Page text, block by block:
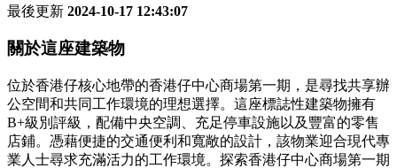
最後更新 2024-10-17 12:43:07
關於這座建築物
位於香港仔核心地帶的香港仔中心商場第一期，是尋找共享辦
公空間和共同工作環境的理想選擇。這座標誌性建築物擁有
B+級別評級，配備中央空調、充足停車設施以及豐富的零售
店鋪。憑藉便捷的交通便利和寬敞的設計，該物業迎合現代專
業人士尋求充滿活力的工作環境。探索香港仔中心商場第一期